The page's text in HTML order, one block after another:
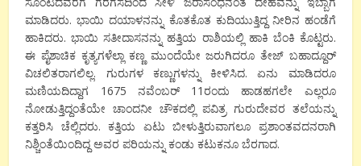
ಮಾಡಿದರು. ಭಾಯಿ ದಯಾಳನನ್ನು ಕೊತಕೊತ ಕುದಿಯುತ್ತಿದ್ದ ನೀರಿನ ಹಂಡೆಗೆ
ಹಾಕಿದರು. ಭಾಯಿ ಸತೀದಾಸನನ್ನು ಹತ್ತಿಯ ರಾಶಿಯಲ್ಲಿ ಹಾಕಿ ಬೆಂಕಿ ಕೊಟ್ಟರು.
ಈ ಪೈಶಾಚಿಕ ಕೃತ್ಯಗಳೆಲ್ಲಾ ಕಣ್ಣ ಮುಂದೆಯೇ ಜರುಗಿದರೂ ತೇಜ್ ಬಹಾದ್ದೂರ್
ವಿಚಲಿತರಾಗಲಿಲ್ಲ. ಗುರುಗಳ ಕಣ್ಣುಗಳನ್ನು ಕೀಳಿಸಿದ. ಏನು ಮಾಡಿದರೂ
ಮಣಿಯದಿದ್ದಾಗ 1675 ನವೆಂಬರ್ 11ರಂದು ಹಾಡಹಗಲೇ ಎಲ್ಲರೂ
ನೋಡುತ್ತಿದ್ದಂತೆಯೇ ಚಾಂದನೀ ಚೌಕದಲ್ಲಿ ಪವಿತ್ರ ಗುರುದೇವರ ತಲೆಯನ್ನು
ಕತ್ತರಿಸಿ ಚೆಲ್ಲಿದರು. ಕತ್ತಿಯ ಏಟು ಬೀಳುತ್ತಿರುವಾಗಲೂ ಪ್ರಶಾಂತವದನರಾಗಿ
ನಿಶ್ಚಿಂತೆಯಿಂದಿದ್ದ ಅವರ ಪರಿಯನ್ನು ಕಂಡು ಕಟುಕನೂ ಬೆರಗಾದ.